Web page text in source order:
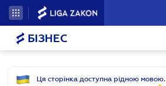
БІЗНЕС
Ця сторінка доступна рідною мовою.